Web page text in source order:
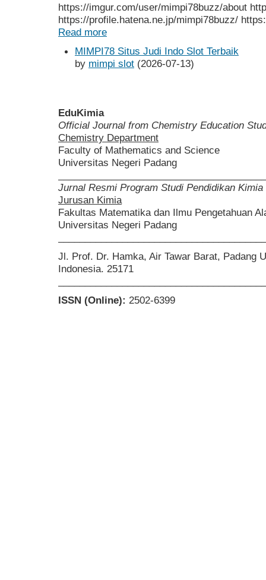
https://imgur.com/user/mimpi78buzz/about
https://profile.hatena.ne.jp/mimpi78buzz/
Read more
MIMPI78 Situs Judi Indo Slot Terbaik
by mimpi slot (2026-07-13)
EduKimia
Official Journal from Chemistry Education
Chemistry Department
Faculty of Mathematics and Science
Universitas Negeri Padang
Jurnal Resmi Program Studi Pendidikan Kimia
Jurusan Kimia
Fakultas Matematika dan Ilmu Pengetahuan
Universitas Negeri Padang
Jl. Prof. Dr. Hamka, Air Tawar Barat, Padang
Indonesia. 25171
ISSN (Online): 2502-6399